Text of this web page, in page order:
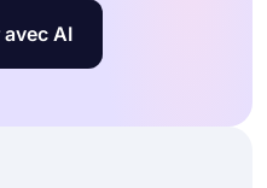
avec AI